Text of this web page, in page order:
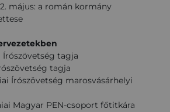
május: a román kormány
Írószövetség tagja
tagja
Írószövetség marosvásárhelyi
Magyar PEN-csoport főtitkára